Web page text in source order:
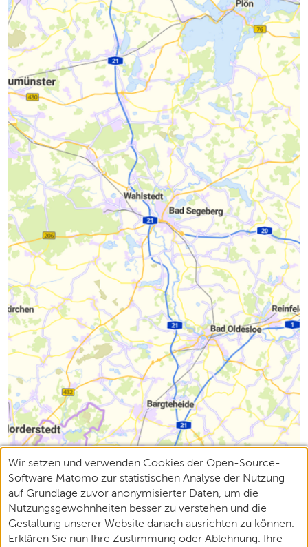
Wir setzen und verwenden Cookies der Open-Source-
Software Matomo zur statistischen Analyse der Nutzung
auf Grundlage zuvor anonymisierter Daten, um die
Nutzungsgewohnheiten besser zu verstehen und die
Gestaltung unserer Website danach ausrichten zu können.
Erklären Sie nun Ihre Zustimmung oder Ablehnung. Ihre